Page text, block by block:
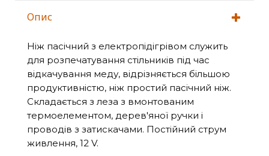
Опис
Ніж пасічний з електропідігрівом служить
для розпечатування стільників під час
відкачування меду, відрізняється більшою
продуктивністю, ніж простий пасічний ніж.
Складається з леза з вмонтованим
термоелементом, дерев'яної ручки і
проводів з затискачами. Постійний струм
живлення, 12 V.